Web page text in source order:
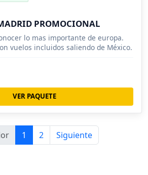
PROMOCIONAL
lo mas importante de europa.
vuelos incluidos saliendo de México.
VER PAQUETE
1 2 Siguiente